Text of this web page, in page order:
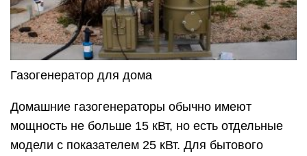
Газогенератор для дома
Домашние газогенераторы обычно имеют
мощность не больше 15 кВт, но есть отдельные
модели с показателем 25 кВт. Для бытового